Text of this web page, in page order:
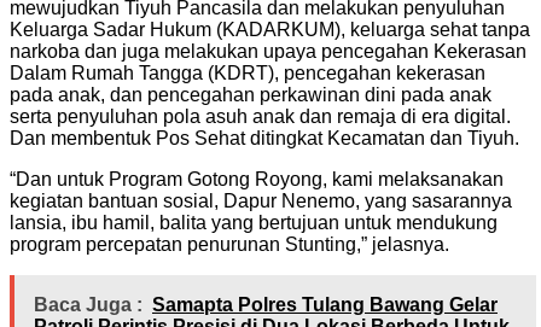
mewujudkan Tiyuh Pancasila dan melakukan penyuluhan
Keluarga Sadar Hukum (KADARKUM), keluarga sehat tanpa
narkoba dan juga melakukan upaya pencegahan Kekerasan
Dalam Rumah Tangga (KDRT), pencegahan kekerasan
pada anak, dan pencegahan perkawinan dini pada anak
serta penyuluhan pola asuh anak dan remaja di era digital.
Dan membentuk Pos Sehat ditingkat Kecamatan dan Tiyuh.
“Dan untuk Program Gotong Royong, kami melaksanakan
kegiatan bantuan sosial, Dapur Nenemo, yang sasarannya
lansia, ibu hamil, balita yang bertujuan untuk mendukung
program percepatan penurunan Stunting,” jelasnya.
Baca Juga : Samapta Polres Tulang Bawang Gelar